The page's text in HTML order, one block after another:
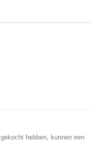
hebben, kunnen een